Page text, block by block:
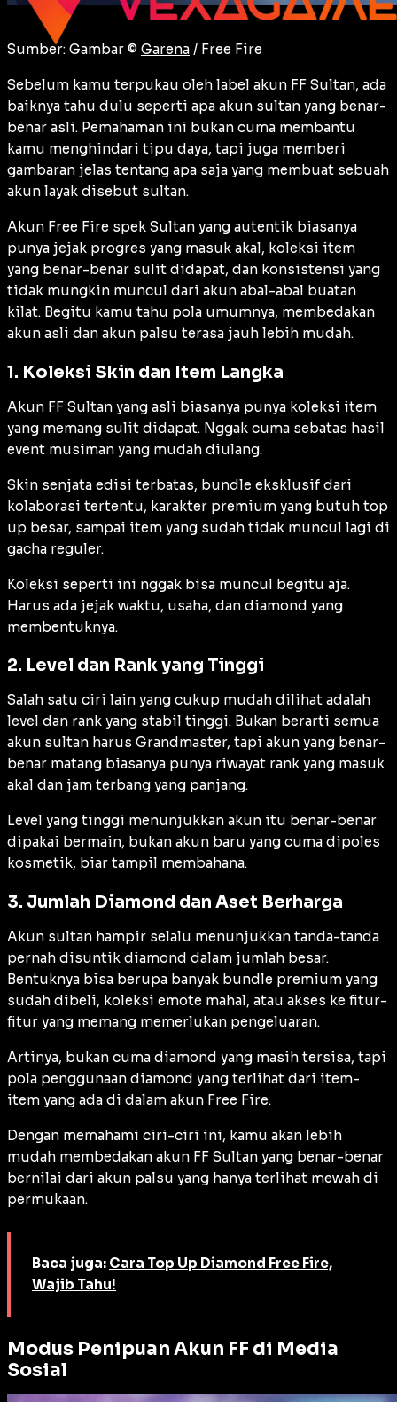
Sumber: Gambar © Garena / Free Fire
Sebelum kamu terpukau oleh label akun FF Sultan, ada
baiknya tahu dulu seperti apa akun sultan yang benar-
benar asli. Pemahaman ini bukan cuma membantu
kamu menghindari tipu daya, tapi juga memberi
gambaran jelas tentang apa saja yang membuat sebuah
akun layak disebut sultan.
Akun Free Fire spek Sultan yang autentik biasanya
punya jejak progres yang masuk akal, koleksi item
yang benar-benar sulit didapat, dan konsistensi yang
tidak mungkin muncul dari akun abal-abal buatan
kilat. Begitu kamu tahu pola umumnya, membedakan
akun asli dan akun palsu terasa jauh lebih mudah.
1. Koleksi Skin dan Item Langka
Akun FF Sultan yang asli biasanya punya koleksi item
yang memang sulit didapat. Nggak cuma sebatas hasil
event musiman yang mudah diulang.
Skin senjata edisi terbatas, bundle eksklusif dari
kolaborasi tertentu, karakter premium yang butuh top
up besar, sampai item yang sudah tidak muncul lagi di
gacha reguler.
Koleksi seperti ini nggak bisa muncul begitu aja.
Harus ada jejak waktu, usaha, dan diamond yang
membentuknya.
2. Level dan Rank yang Tinggi
Salah satu ciri lain yang cukup mudah dilihat adalah
level dan rank yang stabil tinggi. Bukan berarti semua
akun sultan harus Grandmaster, tapi akun yang benar-
benar matang biasanya punya riwayat rank yang masuk
akal dan jam terbang yang panjang.
Level yang tinggi menunjukkan akun itu benar-benar
dipakai bermain, bukan akun baru yang cuma dipoles
kosmetik, biar tampil membahana.
3. Jumlah Diamond dan Aset Berharga
Akun sultan hampir selalu menunjukkan tanda-tanda
pernah disuntik diamond dalam jumlah besar.
Bentuknya bisa berupa banyak bundle premium yang
sudah dibeli, koleksi emote mahal, atau akses ke fitur-
fitur yang memang memerlukan pengeluaran.
Artinya, bukan cuma diamond yang masih tersisa, tapi
pola penggunaan diamond yang terlihat dari item-
item yang ada di dalam akun Free Fire.
Dengan memahami ciri-ciri ini, kamu akan lebih
mudah membedakan akun FF Sultan yang benar-benar
bernilai dari akun palsu yang hanya terlihat mewah di
permukaan.
Baca juga: Cara Top Up Diamond Free Fire,
Wajib Tahu!
Modus Penipuan Akun FF di Media
Sosial